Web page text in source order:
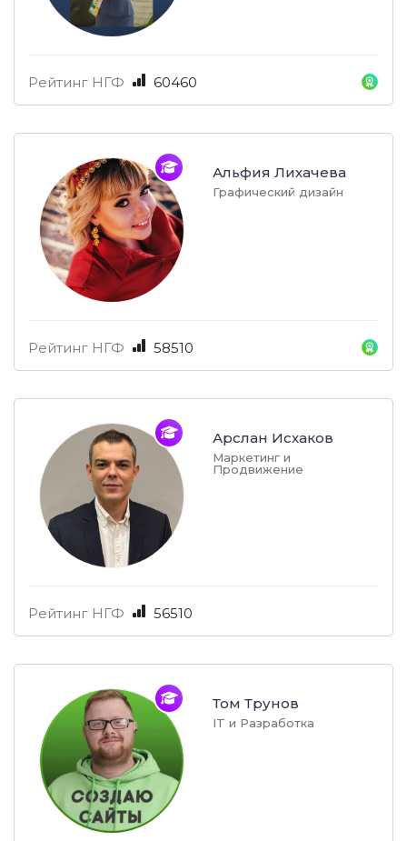
Рейтинг НГФ 60460
Альфия Лихачева
Графический дизайн
Рейтинг НГФ 58510
Арслан Исхаков
Маркетинг и
Продвижение
Рейтинг НГФ 56510
Том Трунов
IT и Разработка